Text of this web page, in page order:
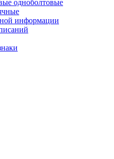
одноболтовые
информации